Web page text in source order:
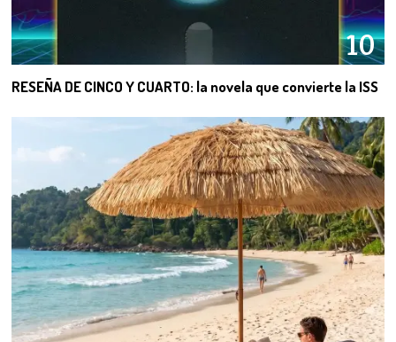
10
RESEÑA DE CINCO Y CUARTO: la novela que convierte la ISS